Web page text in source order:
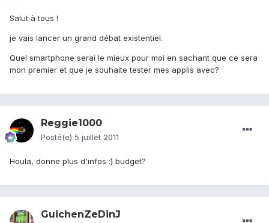
Salut à tous !
je vais lancer un grand débat existentiel.
Quel smartphone serai le mieux pour moi en sachant que ce sera
mon premier et que je souhaite tester mes applis avec?
Reggie1000
Posté(e) 5 juillet 2011
Houla, donne plus d'infos :) budget?
GuichenZeDinJ